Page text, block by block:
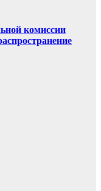
комиссии